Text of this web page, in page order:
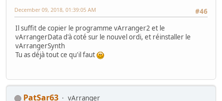
#46
December 09, 2018, 01:39:05 AM
Il suffit de copier le programme vArranger2 et le
vArrangerData d'à coté sur le nouvel ordi, et réinstaller le
vArrangerSynth
Tu as déjà tout ce qu'il faut
PatSar63
vArranger